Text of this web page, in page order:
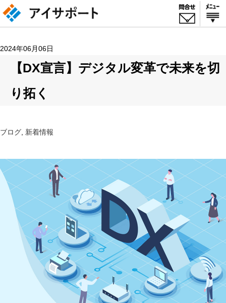
2024年06月06日
【DX宣言】デジタル変革で未来を切
り拓く
ブログ 新着情報